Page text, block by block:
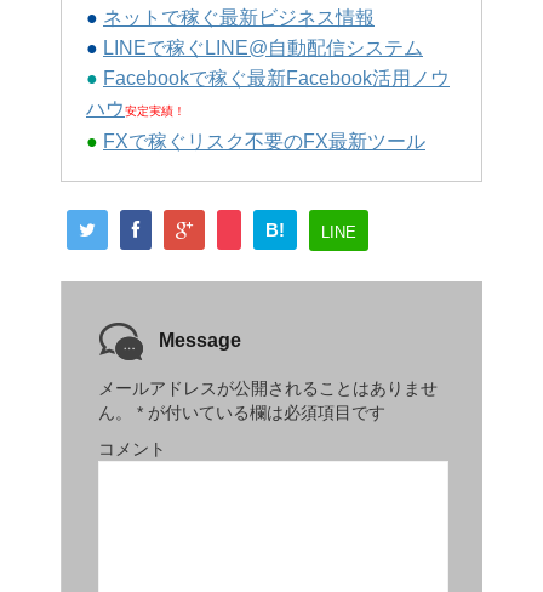
● ネットで稼ぐ最新ビジネス情報
● LINEで稼ぐLINE@自動配信システム
● Facebookで稼ぐ最新Facebook活用ノウ
ハウ安定実績！
● FXで稼ぐリスク不要のFX最新ツール
B! LINE
Message
メールアドレスが公開されることはありませ
ん。
* が付いている欄は必須項目です
コメント